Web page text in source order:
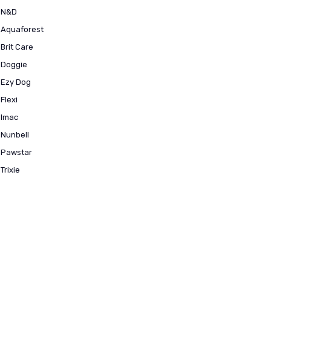
N&D
Aquaforest
Brit Care
Doggie
Ezy Dog
Flexi
Imac
Nunbell
Pawstar
Trixie